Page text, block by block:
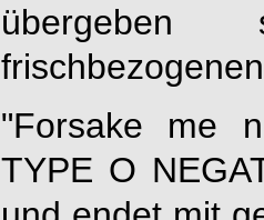
"Forsake me
TYPE O